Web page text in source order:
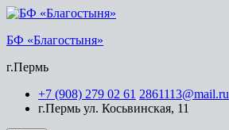
БФ «Благостыня»
г.Пермь
+7 (908) 279 02 61 2861113@mail.ru
г.Пермь ул. Косьвинская, 11